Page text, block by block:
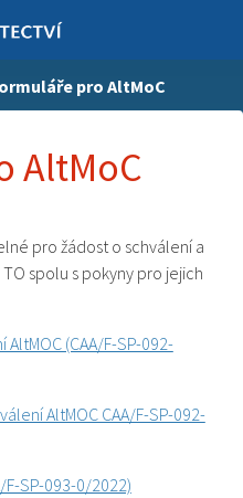
pro AltMoC
AltMoC
pro žádost o schválení a
TO spolu s pokyny pro jejich
(CAA/F-SP-092-
AltMOC CAA/F-SP-092-
F-SP-093-0/2022)